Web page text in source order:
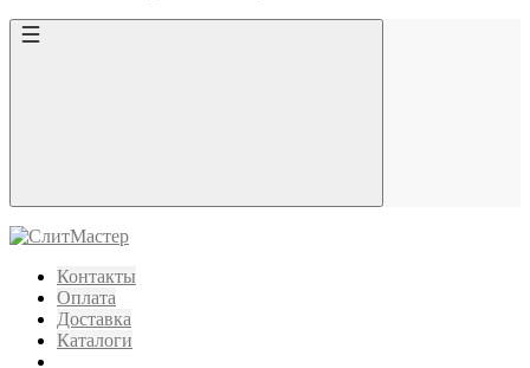
Контакты
Оплата
Доставка
Каталоги